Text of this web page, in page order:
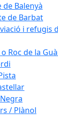
Balenyà
de Barbat
i refugis
Roc de la
/ Plànol